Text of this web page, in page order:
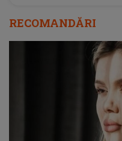
RECOMANDĂRI